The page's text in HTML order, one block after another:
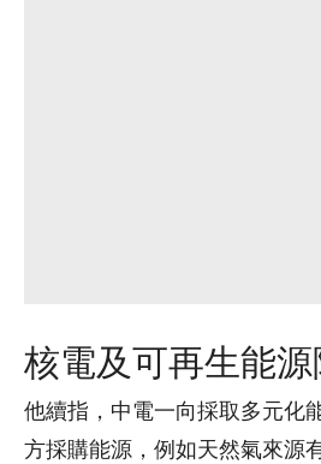
核電及可再生能
他續指，中電一向採取多元化
方採購能源，例如天然氣來源